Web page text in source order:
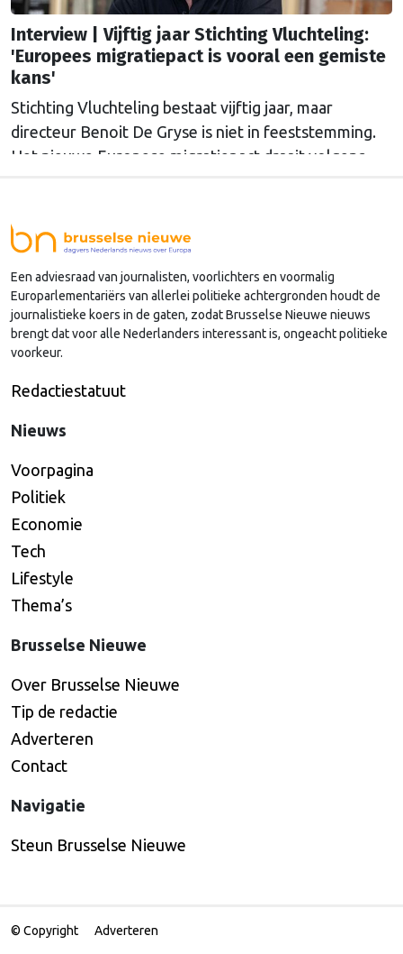
Interview | Vijftig jaar Stichting Vluchteling:
'Europees migratiepact is vooral een gemiste
kans'
Stichting Vluchteling bestaat vijftig jaar, maar
directeur Benoit De Gryse is niet in feeststemming.
Het nieuwe Europese migratiepact draait volgens
strenge koers.
Een adviesraad van journalisten, voorlichters en voormalig
Europarlementariërs van allerlei politieke achtergronden houdt de
journalistieke koers in de gaten, zodat Brusselse Nieuwe nieuws
brengt dat voor alle Nederlanders interessant is, ongeacht politieke
voorkeur.
Redactiestatuut
Nieuws
Voorpagina
Politiek
Economie
Tech
Lifestyle
Thema’s
Brusselse Nieuwe
Over Brusselse Nieuwe
Tip de redactie
Adverteren
Contact
Navigatie
Steun Brusselse Nieuwe
© Copyright Adverteren